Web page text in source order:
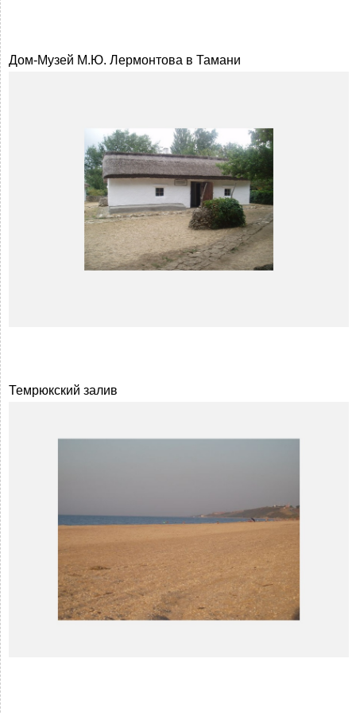
Дом-Музей М.Ю. Лермонтова в Тамани
Темрюкский залив